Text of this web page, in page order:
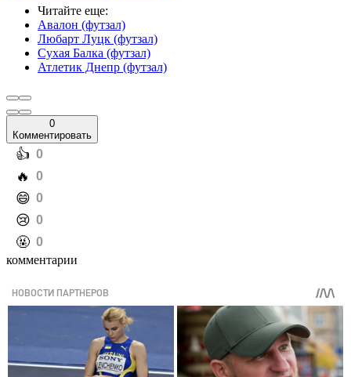
Читайте еще:
Авалон (футзал)
Любарт Луцк (футзал)
Сухая Балка (футзал)
Атлетик Днепр (футзал)
0
Комментировать
️👍 0
️🔥 0
️😄 0
️😢 0
️🤬 0
комментарии